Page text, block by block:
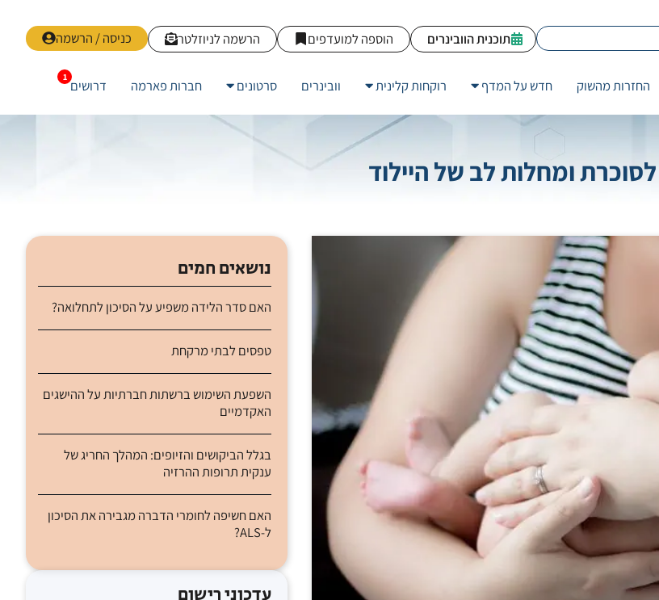
כניסה / הרשמה הרשמה לניוזלטר הוספה למועדפים תוכנית הוובינרים
החזרות מהשוק חדש על המדף רוקחות קלינית וובינרים סרטונים חברות פארמה דרושים
ומחלות לב של היילוד
נושאים חמים
האם סדר הלידה משפיע על הסיכון לתחלואה?
טפסים לבתי מרקחת
השפעת השימוש ברשתות חברתיות על ההישגים
האקדמיים
בגלל הביקושים והזיופים: המהלך החריג של
ענקית תרופות ההרזיה
האם חשיפה לחומרי הדברה מגבירה את הסיכון
ל-ALS?